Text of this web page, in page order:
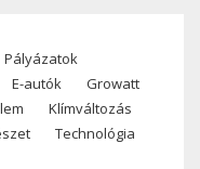
Pályázatok
E-autók
Growatt
Klímváltozás
Technológia